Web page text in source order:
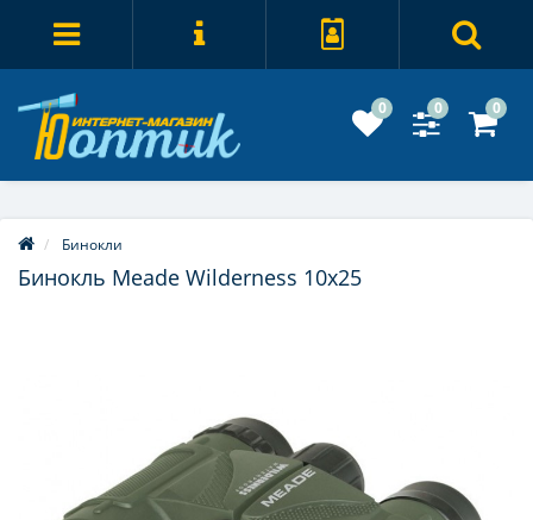
0 0 0
Бинокли
Бинокль Meade Wilderness 10x25